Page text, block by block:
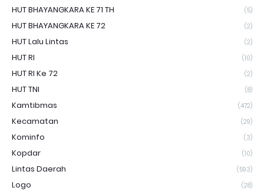
HUT BHAYANGKARA KE 71 TH (5)
HUT BHAYANGKARA KE 72 (2)
HUT Lalu Lintas (2)
HUT RI (10)
HUT RI Ke 72 (2)
HUT TNI (8)
Kamtibmas (472)
Kecamatan (29)
Kominfo (3)
Kopdar (10)
Lintas Daerah (593)
Logo (28)